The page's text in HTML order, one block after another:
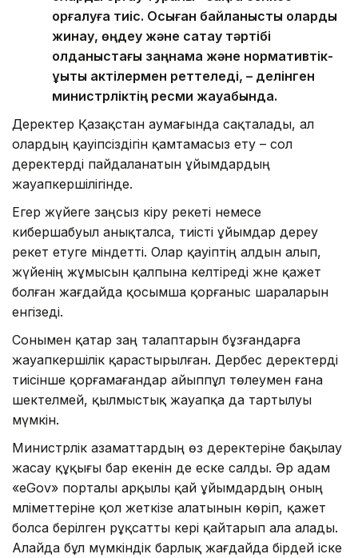
қорғалуға тиіс. Осыған байланысты оларды
жинау, өңдеу және сақтау тәртібі
қолданыстағы заңнама және нормативтік-
құқықтық актілермен реттеледі, – делінген
министрліктің ресми жауабында.
Деректер Қазақстан аумағында сақталады, ал
олардың қауіпсіздігін қамтамасыз ету – сол
деректерді пайдаланатын ұйымдардың
жауапкершілігінде.
Егер жүйеге заңсыз кіру әрекеті немесе
кибершабуыл анықталса, тиісті ұйымдар дереу
әрекет етуге міндетті. Олар қауіптің алдын алып,
жүйенің жұмысын қалпына келтіреді және қажет
болған жағдайда қосымша қорғаныс шараларын
енгізеді.
Сонымен қатар заң талаптарын бұзғандарға
жауапкершілік қарастырылған. Дербес деректерді
тиісінше қорғамағандар айыппұл төлеумен ғана
шектелмей, қылмыстық жауапқа да тартылуы
мүмкін.
Министрлік азаматтардың өз деректеріне бақылау
жасау құқығы бар екенін де еске салды. Әр адам
«eGov» порталы арқылы қай ұйымдардың оның
мәліметтеріне қол жеткізе алатынын көріп, қажет
болса берілген рұқсатты кері қайтарып ала алады.
Алайда бұл мүмкіндік барлық жағдайда бірдей іске